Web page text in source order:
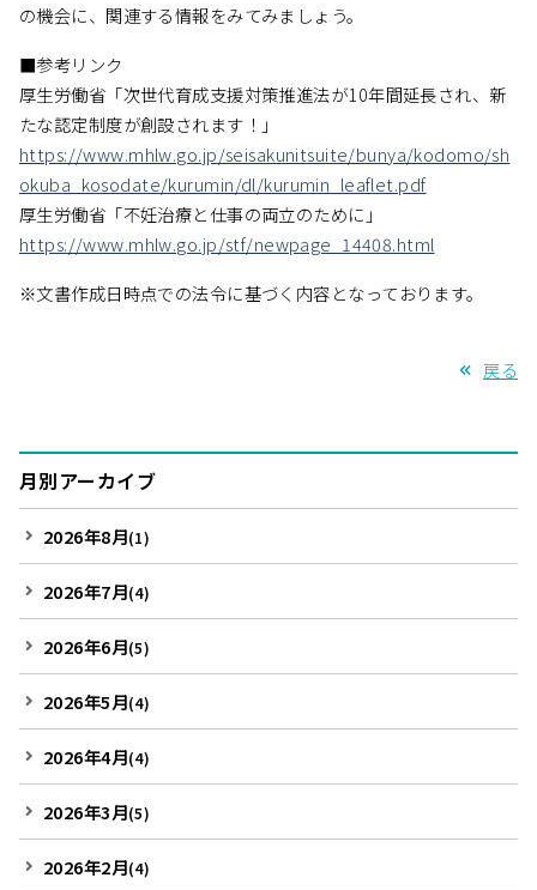
の機会に、関連する情報をみてみましょう。
■参考リンク
厚生労働省「次世代育成支援対策推進法が10年間延長され、新
たな認定制度が創設されます！」
https://www.mhlw.go.jp/seisakunitsuite/bunya/kodomo/sh
okuba_kosodate/kurumin/dl/kurumin_leaflet.pdf
厚生労働省「不妊治療と仕事の両立のために」
https://www.mhlw.go.jp/stf/newpage_14408.html
※文書作成日時点での法令に基づく内容となっております。
戻る
月別アーカイブ
2026年8月(1)
2026年7月(4)
2026年6月(5)
2026年5月(4)
2026年4月(4)
2026年3月(5)
2026年2月(4)